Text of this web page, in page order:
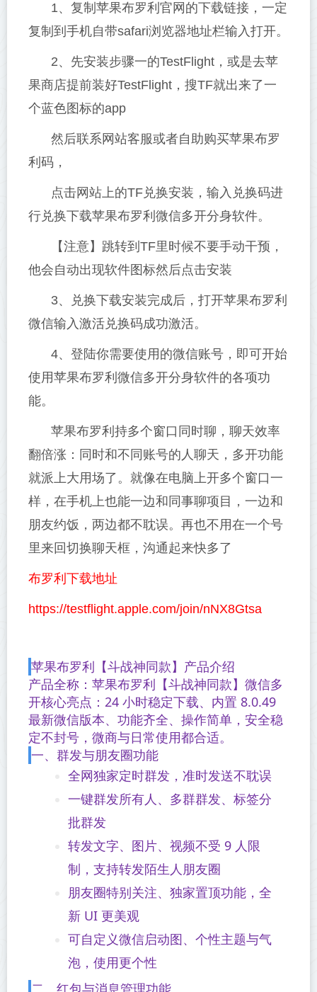
1、复制苹果布罗利官网的下载链接，一定
复制到手机自带safari浏览器地址栏输入打开。
2、先安装步骤一的TestFlight，或是去苹
果商店提前装好TestFlight，搜TF就出来了一
个蓝色图标的app
然后联系网站客服或者自助购买苹果布罗
利码，
点击网站上的TF兑换安装，输入兑换码进
行兑换下载苹果布罗利微信多开分身软件。
【注意】跳转到TF里时候不要手动干预，
他会自动出现软件图标然后点击安装
3、兑换下载安装完成后，打开苹果布罗利
微信输入激活兑换码成功激活。
4、登陆你需要使用的微信账号，即可开始
使用苹果布罗利微信多开分身软件的各项功
能。
苹果布罗利持多个窗口同时聊，聊天效率
翻倍涨：同时和不同账号的人聊天，多开功能
就派上大用场了。就像在电脑上开多个窗口一
样，在手机上也能一边和同事聊项目，一边和
朋友约饭，两边都不耽误。再也不用在一个号
里来回切换聊天框，沟通起来快多了
布罗利下载地址
https://testflight.apple.com/join/nNX8Gtsa
苹果布罗利【斗战神同款】产品介绍
产品全称：苹果布罗利【斗战神同款】微信多
开核心亮点：24 小时稳定下载、内置 8.0.49
最新微信版本、功能齐全、操作简单，安全稳
定不封号，微商与日常使用都合适。
一、群发与朋友圈功能
全网独家定时群发，准时发送不耽误
一键群发所有人、多群群发、标签分
批群发
转发文字、图片、视频不受 9 人限
制，支持转发陌生人朋友圈
朋友圈特别关注、独家置顶功能，全
新 UI 更美观
可自定义微信启动图、个性主题与气
泡，使用更个性
二、红包与消息管理功能